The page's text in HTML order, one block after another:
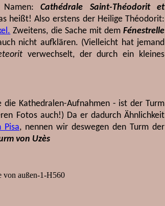
Namen:Cathédrale Saint-Théodorit et
heißt! Also erstens der Heilige Théodorit:
Zweitens, die Sache mit demFénestrelle
nicht aufklären. (Vielleicht hat jemand
verwechselt, der durch ein kleines
Kathedralen-Aufnahmen - ist der Turm
Fotos auch!) Da er dadurch Ähnlichkeit
Pisa, nennen wir deswegen den Turm der
von Uzès